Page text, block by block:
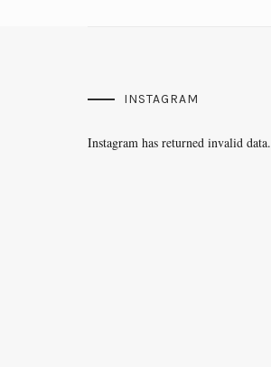
INSTAGRAM
Instagram has returned invalid data.